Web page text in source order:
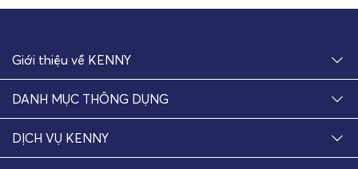
Giới thiệu về KENNY
DANH MỤC THÔNG DỤNG
DỊCH VỤ KENNY